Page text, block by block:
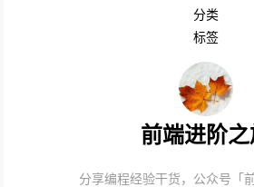
分类
标签
前端进阶
分享编程经验干货，公众号「